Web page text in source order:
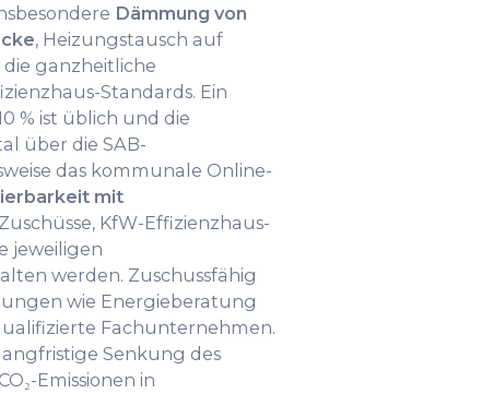
Dämmung von
, Heizungstausch auf
ganzheitliche
Standards. Ein
% ist üblich und die
über die SAB-
das kommunale Online-
mit
KfW-Effizienzhaus-
jeweiligen
werden. Zuschussfähig
wie Energieberatung
Fachunternehmen.
Senkung des
Emissionen in